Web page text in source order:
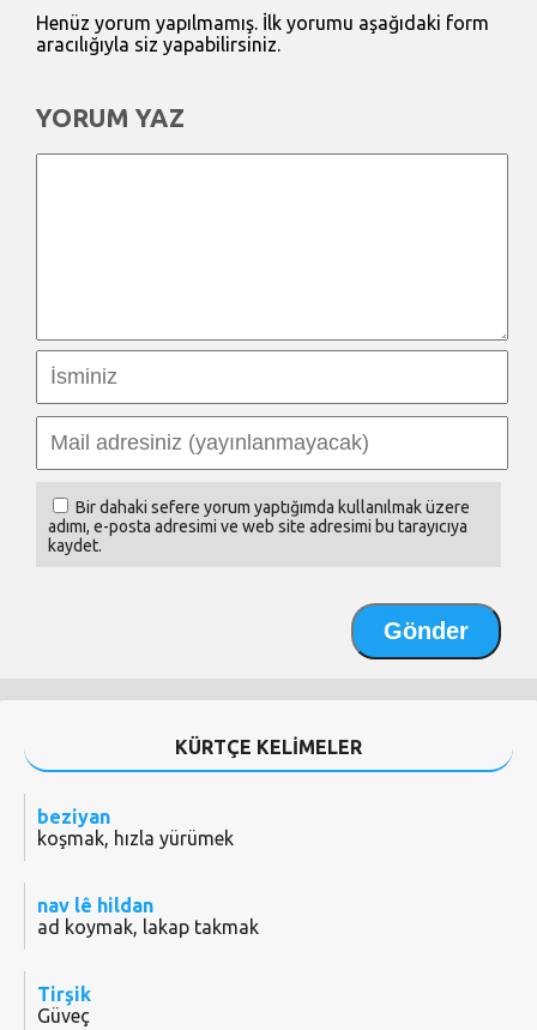
Henüz yorum yapılmamış. İlk yorumu aşağıdaki form
aracılığıyla siz yapabilirsiniz.
YORUM YAZ
Bir dahaki sefere yorum yaptığımda kullanılmak üzere
adımı, e-posta adresimi ve web site adresimi bu tarayıcıya
kaydet.
KÜRTÇE KELİMELER
beziyan
koşmak, hızla yürümek
nav lê hildan
ad koymak, lakap takmak
Tirşik
Güveç